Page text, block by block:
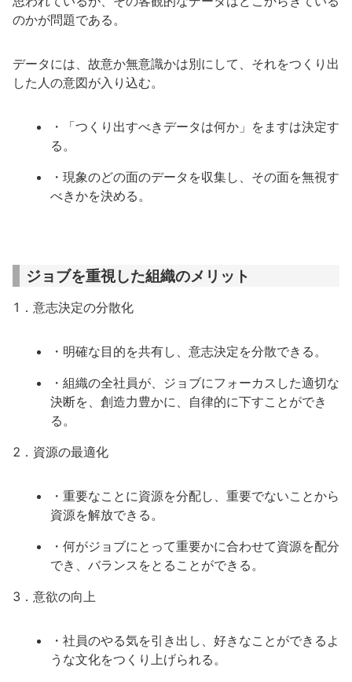
のかが問題である。
データには、故意か無意識かは別にして、それをつくり出
した人の意図が入り込む。
・「つくり出すべきデータは何か」をますは決定す
る。
・現象のどの面のデータを収集し、その面を無視す
べきかを決める。
ジョブを重視した組織のメリット
1．意志決定の分散化
・明確な目的を共有し、意志決定を分散できる。
・組織の全社員が、ジョブにフォーカスした適切な
決断を、創造力豊かに、自律的に下すことができ
る。
2．資源の最適化
・重要なことに資源を分配し、重要でないことから
資源を解放できる。
・何がジョブにとって重要かに合わせて資源を配分
でき、バランスをとることができる。
3．意欲の向上
・社員のやる気を引き出し、好きなことができるよ
うな文化をつくり上げられる。